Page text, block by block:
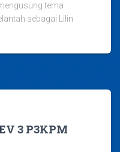
tema
sebagai Lilin
3 P3KPM